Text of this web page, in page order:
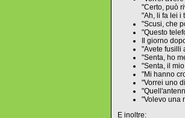
"Certo, può
"Ah, li fa lei i
"Scusi, che
"Questo
Il giorno
"Avete fusilli
"Senta, ho
"Senta, il
"Mi hanno
"Vorrei uno
"Volevo una
E inoltre: